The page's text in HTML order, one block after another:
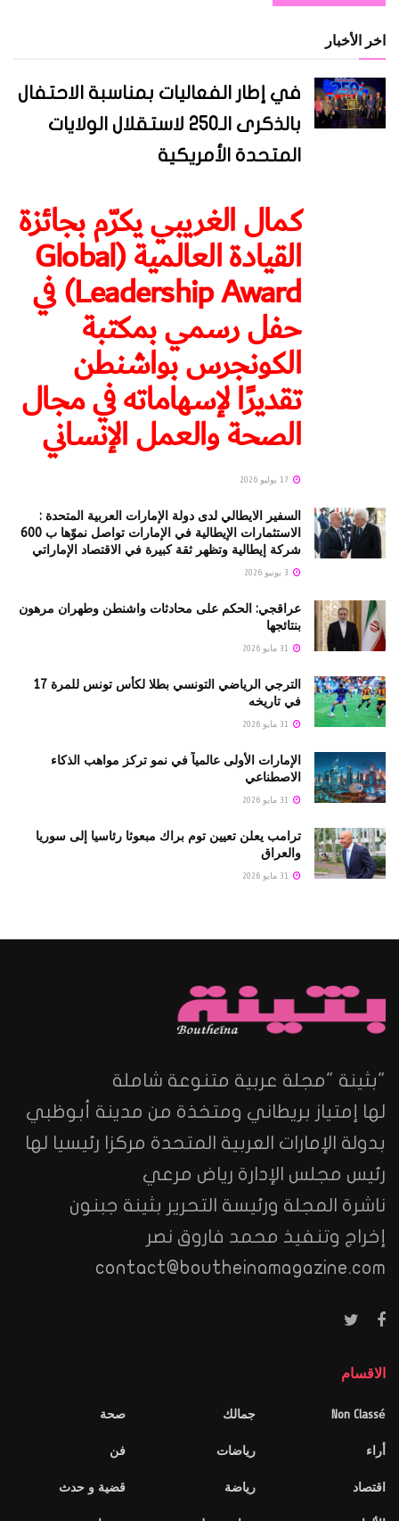
اخر الأخبار
في إطار الفعاليات بمناسبة الاحتفال
بالذكرى الـ250 لاستقلال الولايات
المتحدة الأمريكية
كمال الغريبي يكرّم بجائزة
القيادة العالمية (Global
Leadership Award) في
حفل رسمي بمكتبة
الكونجرس بواشنطن
تقديرًا لإسهاماته في مجال
الصحة والعمل الإنساني
السفير الايطالي لدى دولة الإمارات العربية المتحدة :
الاستثمارات الإيطالية في الإمارات تواصل نموّها ب 600
شركة إيطالية وتظهر ثقة كبيرة في الاقتصاد الإماراتي
عراقجي: الحكم على محادثات واشنطن وطهران مرهون
بنتائجها
الترجي الرياضي التونسي بطلا لكأس تونس للمرة 17
في تاريخه
الإمارات الأولى عالمياً في نمو تركز مواهب الذكاء
الاصطناعي
ترامب يعلن تعيين توم براك مبعوثا رئاسيا إلى سوريا
والعراق
"بثينة "مجلة عربية متنوعة شاملة
لها إمتياز بريطاني ومتخذة من مدينة أبوظبي
بدولة الإمارات العربية المتحدة مركزا رئيسيا لها
رئيس مجلس الإدارة رياض مرعي
ناشرة المجلة ورئيسة التحرير بثينة جبنون
إخراج وتنفيذ محمد فاروق نصر
contact@boutheinamagazine.com
الاقسام
Non Classé
أراء
اقتصاد
جمالك
رياضات
رياضة
صحة
فن
قضية و حدث